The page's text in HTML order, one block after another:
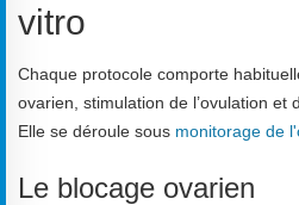
vitro
Chaque protocole comporte
ovarien, stimulation de l’ovulation et
Elle se déroule sous monitorage de
Le blocage ovarien